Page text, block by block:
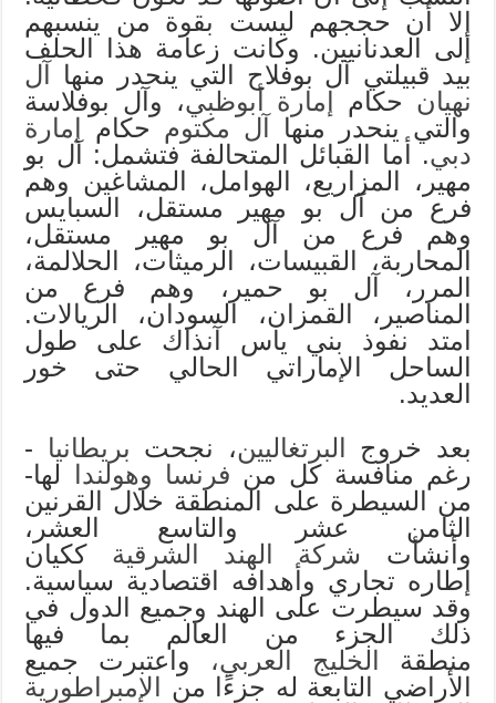
إلا أن حججهم ليست بقوة من ينسبهم
إلى العدنانيين. وكانت زعامة هذا الحلف
بيد قبيلتي آل بوفلاح التي ينحدر منها آل
نهيان حكام إمارة أبوظبي، وآل بوفلاسة
والتي ينحدر منها آل مكتوم حكام إمارة
دبي. أما القبائل المتحالفة فتشمل: آل بو
مهير، المزاريع، الهوامل، المشاغين وهم
فرع من آل بو مهير مستقل، السبايس
وهم فرع من آل بو مهير مستقل،
المحاربة، القبيسات، الرميثات، الحلالمة،
المرر، آل بو حمير، وهم فرع من
المناصير، القمزان، السودان، الريالات.
امتد نفوذ بني ياس آنذاك على طول
الساحل الإماراتي الحالي حتى خور
العديد.
بعد خروج البرتغاليين، نجحت بريطانيا -
رغم منافسة كل من فرنسا وهولندا لها-
من السيطرة على المنطقة خلال القرنين
الثامن عشر والتاسع العشر،
وأنشأت شركة الهند الشرقية ككيان
إطاره تجاري وأهدافه اقتصادية سياسية.
وقد سيطرت على الهند وجميع الدول في
ذلك الجزء من العالم بما فيها
منطقة الخليج العربي، واعتبرت جميع
الأراضي التابعة له جزءًا من الإمبراطورية